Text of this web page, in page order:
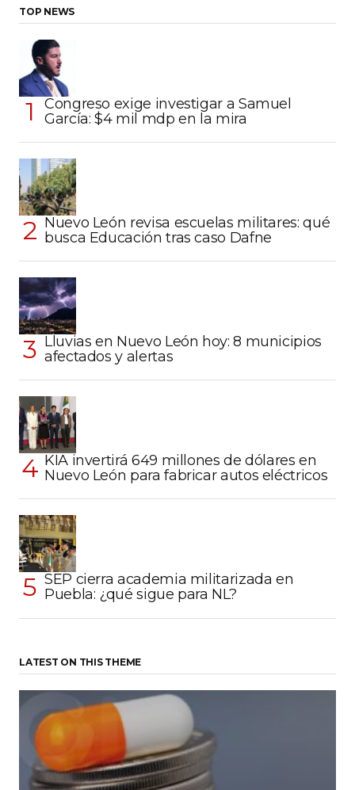
TOP NEWS
Congreso exige investigar a Samuel
García: $4 mil mdp en la mira
Nuevo León revisa escuelas militares: qué
busca Educación tras caso Dafne
Lluvias en Nuevo León hoy: 8 municipios
afectados y alertas
KIA invertirá 649 millones de dólares en
Nuevo León para fabricar autos eléctricos
SEP cierra academia militarizada en
Puebla: ¿qué sigue para NL?
LATEST ON THIS THEME